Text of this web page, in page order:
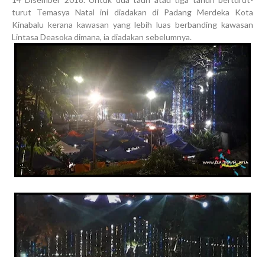
turut Temasya Natal ini diadakan di Padang Merdeka Kota
Kinabalu kerana kawasan yang lebih luas berbanding kawasan
Lintasa Deasoka dimana, ia diadakan sebelumnya.